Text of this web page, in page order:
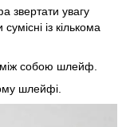
звертати увагу
із кількома
між собою шлейф.
шлейфі.